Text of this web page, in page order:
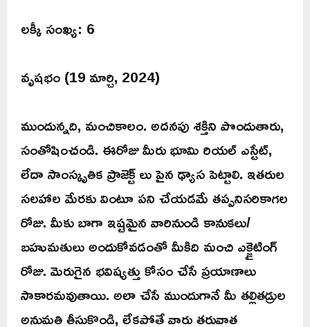
లక్కీ సంఖ్య: 6
వృషభం (19 మార్చి, 2024)
ముందున్నది, మంచికాలం. అదనపు శక్తిని పొందుతారు,
సంతోషించండి. ఈరోజు మీరు భూమి రియల్ ఎస్టేట్,
లేదా సాంస్కృతిక ప్రాజెక్ట్ లు పైన ఢ్యాస పెట్టాలి. ఇతరుల
సలహాల మేరకు వింటూ పని చేయడమే తప్పనిసరికాగల
రోజు. మీకు బాగా ఇష్టమైన వారినుండి కానుకలు/
బహుమతులు అందుకోవడంతో మీకిది మంచి ఎక్జైటింగ్
రోజు. మెరుగైన భవిష్యత్తు కోసం చేసే ప్రయాణాలు
సాకారమవుతాయి. అలా చేసే ముందుగానే మీ తల్లితడ్రుల
అనుమతి తీసుకొండి, లేకపోతే వారు తరువాత